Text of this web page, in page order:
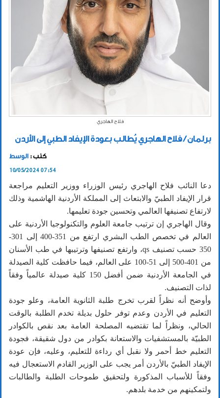
فلاح الهاجري
برلمان / فلاح الهاجري يُطالب بعودة الإيفاد الطبي إلى الأردن
كتب : الوسط
10/05/2024 07:54
دعا النائب فلاح الهاجري رئيس الوزراء ووزير التعليم مراجعة
قرار الإيفاد الطبيّ والابتعاث إلى المملكة الأردنية الهاشمية وذلك
لارتفاع تصنيفها العالمي وتحسين جودة تعليمها.
وقال الهاجري إن ترتيب جامعة العلوم والتكنولوجيا الأردنية على
العالم في تخصص الطب البشري ارتفع من 351-400 إلى 301-
350 حسب تصنيف qs، وارتفع تصنيفها وترتيبها في طب الأسنان
من 401-500 إلى 51-100 على العالم، فيما حافظت كلية الصيدلة
في الجامعة الأردنية ضمن أفضل 150 كلية صيدلة عالمياً وفقاً
لذات التصنيف.
وأوضح أنه نظراً لقرب تخرج طلبة الثانوية العامة، وعلو جودة
التعليم في الأردن وعدم توفر حلول بديلة تخدم الطلبة بالوقت
الحالي، ونظراً لما تقتضيه المصلحة العامة بعد نقص بالكوادر
الطبيّة بالمستشفيات والاستعانة بكوادر من دول شقيقة، فجودة
التعليم خط أحمر ولا نقبل أي رداءة للتعليم، وعليه، فإن عودة
الإيفاد الطبيّ بالأردن أمر يجب على الوزير القادم الاستعجال فيه
وفقاً للأسباب المذكورة ولتحقيق طموحات الطلبة والطالبات
ولتمكينهم من خدمة بلدهم.